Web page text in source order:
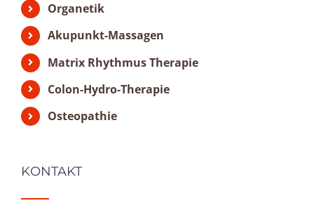
Organetik
Akupunkt-Massagen
Matrix Rhythmus Therapie
Colon-Hydro-Therapie
Osteopathie
KONTAKT